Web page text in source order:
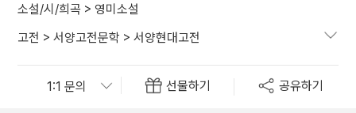
소설/시/희곡 > 영미소설
고전 > 서양고전문학 > 서양현대고전
선물하기 공유하기